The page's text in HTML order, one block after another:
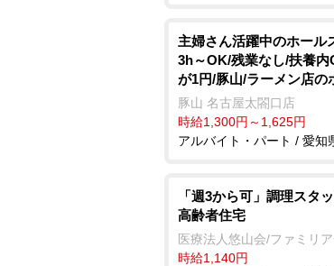
主婦さん活躍中のホール
3h～OK/残業なし/扶養
が1円/豚山/ラーメン店の
豚山 名古屋太閤口店
時給1,300円～1,625円
アルバイト・パート / 愛知
「週3から可」調理スタ
高齢者住宅
医療法人悠山会/ファミリ
時給1,140円